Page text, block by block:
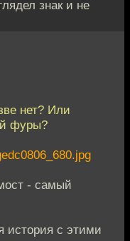
знак и не
нет? Или
фуры?
- самый
история с этими